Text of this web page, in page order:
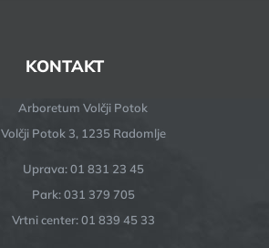
KONTAKT
Arboretum Volčji Potok
Volčji Potok 3, 1235 Radomlje
Uprava: 01 831 23 45
Park: 031 379 705
Vrtni center: 01 839 45 33